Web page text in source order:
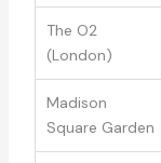
The O2
(London)
Madison
Square Garden